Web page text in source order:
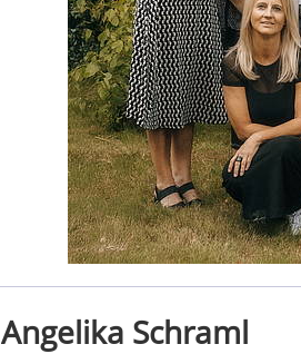
Angelika Schraml